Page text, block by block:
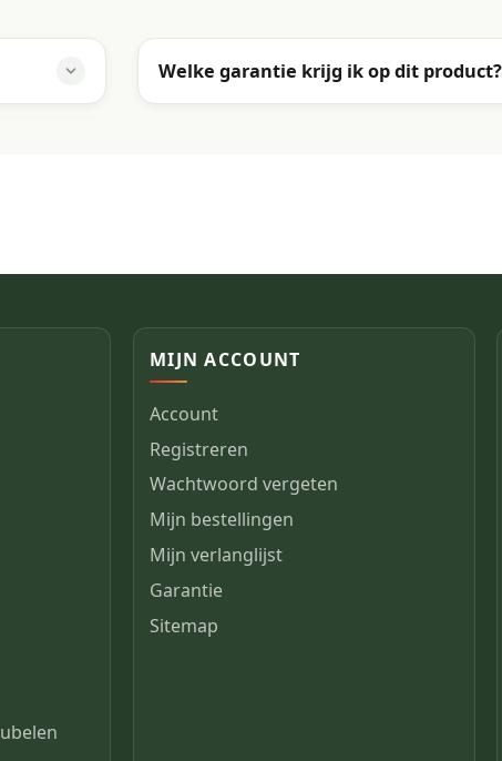
Welke garantie krijg ik op dit product?
MIJN ACCOUNT
Account
Registreren
Wachtwoord vergeten
Mijn bestellingen
Mijn verlanglijst
Garantie
Sitemap